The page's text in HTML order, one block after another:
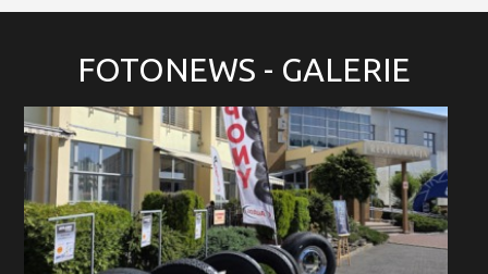
FOTONEWS - GALERIE